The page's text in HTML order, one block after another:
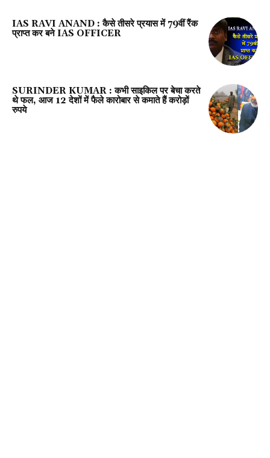
IAS RAVI ANAND : कैसे तीसरे प्रयास में 79वीं रैंक
प्राप्त कर बने IAS OFFICER
SURINDER KUMAR : कभी साइकिल पर बेचा करते
थे फल, आज 12 देशों में फैले कारोबार से कमाते हैं करोड़ों
रुपये